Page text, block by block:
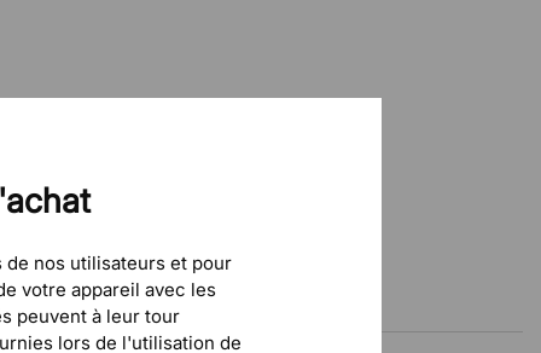
nos utilisateurs et pour
votre appareil avec les
peuvent à leur tour
lors de l'utilisation de